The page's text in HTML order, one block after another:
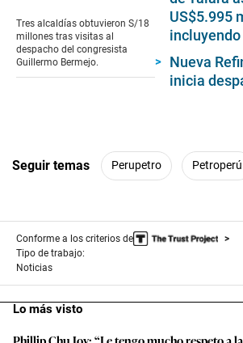
of
8
minutes,
26
Tres alcaldías obtuvieron S/18
millones tras visitas al
despacho del congresista
Guillermo Bermejo.
US$5.995
Nueva
inicia
Seguir temas Perupetro Petroperú
Conforme a los criterios de
Tipo de trabajo:
Noticias
Lo más visto